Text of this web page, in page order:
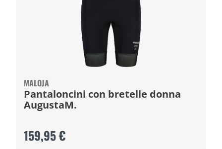
MALOJA
Pantaloncini con bretelle donna
AugustaM.
159,95 €